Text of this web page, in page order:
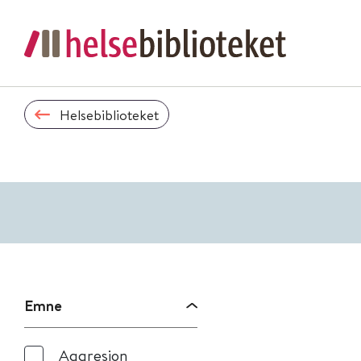
Helsebiblioteket
Emne
Aggresjon